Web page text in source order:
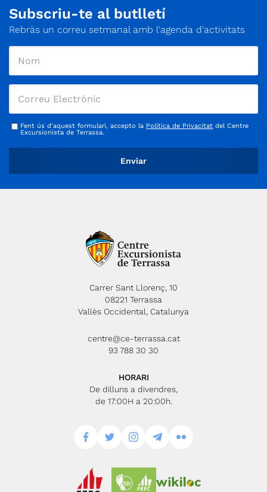
Subscriu-te al butlletí
Rebràs un correu setmanal amb l'agenda d'activitats
Fent ús d'aquest formulari, accepto la Política de Privacitat del Centre
Excursionista de Terrassa.
Carrer Sant Llorenç, 10
08221 Terrassa
Vallès Occidental, Catalunya
centre@ce-terrassa.cat
93 788 30 30
HORARI
De dilluns a divendres,
de 17:00H a 20:00h.